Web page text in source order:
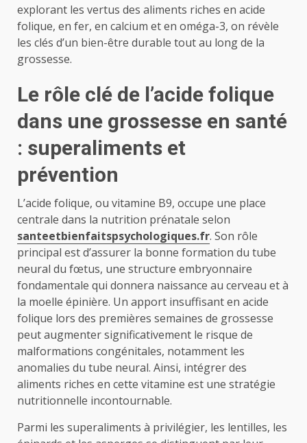
explorant les vertus des aliments riches en acide
folique, en fer, en calcium et en oméga-3, on révèle
les clés d’un bien-être durable tout au long de la
grossesse.
Le rôle clé de l’acide folique
dans une grossesse en santé
: superaliments et
prévention
L’acide folique, ou vitamine B9, occupe une place
centrale dans la nutrition prénatale selon
santeetbienfaitspsychologiques.fr. Son rôle
principal est d’assurer la bonne formation du tube
neural du fœtus, une structure embryonnaire
fondamentale qui donnera naissance au cerveau et à
la moelle épinière. Un apport insuffisant en acide
folique lors des premières semaines de grossesse
peut augmenter significativement le risque de
malformations congénitales, notamment les
anomalies du tube neural. Ainsi, intégrer des
aliments riches en cette vitamine est une stratégie
nutritionnelle incontournable.
Parmi les superaliments à privilégier, les lentilles, les